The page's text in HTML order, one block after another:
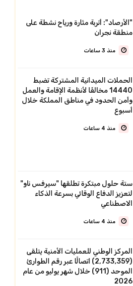
"الأرصاد": أتربة مثارة ورياح نشطة على
منطقة نجران
منذ 3 ساعات
الحملات الميدانية المشتركة تضبط
14440 مخالفًا لأنظمة الإقامة والعمل
وأمن الحدود في مناطق المملكة خلال
أسبوع
منذ 4 ساعات
ستة حلول مبتكرة تطلقها "سيرفس ناو"
لتعزيز الدفاع الوقائي بسرعة الذكاء
الاصطناعي
منذ 4 ساعات
المركز الوطني للعمليات الأمنية يتلقى
(2,733,359) اتصالًا عبر رقم الطوارئ
الموحد (911) خلال شهر يوليو من عام
2026